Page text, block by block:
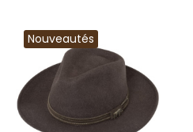
Nouveautés